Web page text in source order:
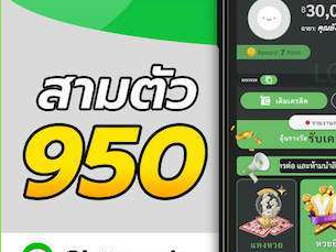
193, และ 139
ได้จบเพียงแค่งวดนี้งวดเดียวเท่านั้น หากคุ
ขเด็ดของ Lottoupได้ทุกงวด เพราะมีสูตรใ
สูตรหวยหุ้น 3 รัฐสูตรหวยญี่ปุ่น